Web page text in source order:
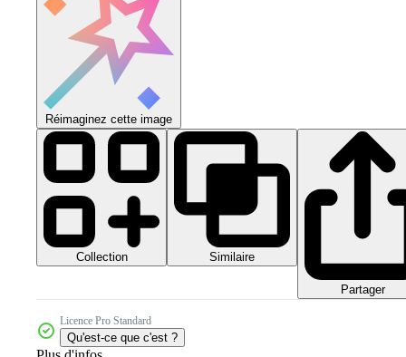
Réimaginez cette image
Collection Similaire
Partager
Licence Pro Standard
Qu'est-ce que c'est ?